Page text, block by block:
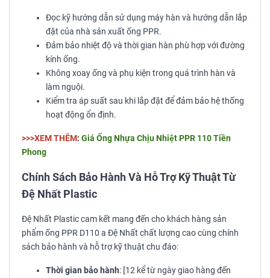
Đọc kỹ hướng dẫn sử dụng máy hàn và hướng dẫn lắp
đặt của nhà sản xuất ống PPR.
Đảm bảo nhiệt độ và thời gian hàn phù hợp với đường
kính ống.
Không xoay ống và phụ kiện trong quá trình hàn và
làm nguội.
Kiểm tra áp suất sau khi lắp đặt để đảm bảo hệ thống
hoạt động ổn định.
>>>XEM THÊM: Giá Ống Nhựa Chịu Nhiệt PPR 110 Tiền
Phong
Chính Sách Bảo Hành Và Hỗ Trợ Kỹ Thuật Từ
Đệ Nhất Plastic
Đệ Nhất Plastic cam kết mang đến cho khách hàng sản
phẩm ống PPR D110 a Đệ Nhất chất lượng cao cùng chính
sách bảo hành và hỗ trợ kỹ thuật chu đáo:
Thời gian bảo hành: [12 kể từ ngày giao hàng đến